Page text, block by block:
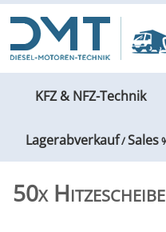
KFZ & NFZ-Technik
Lagerabverkauf/Sales
KFZ & NFZ-Technik
50x